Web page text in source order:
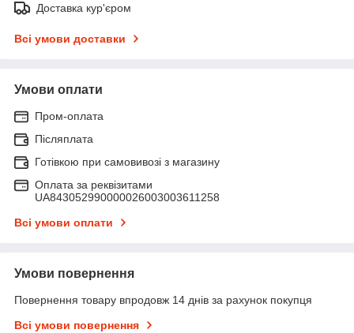
Доставка кур'єром
Всі умови доставки
Умови оплати
Пром-оплата
Післяплата
Готівкою при самовивозі з магазину
Оплата за реквізитами
UA843052990000026003003611258
Всі умови оплати
Умови повернення
Повернення товару впродовж 14 днів за рахунок покупця
Всі умови повернення